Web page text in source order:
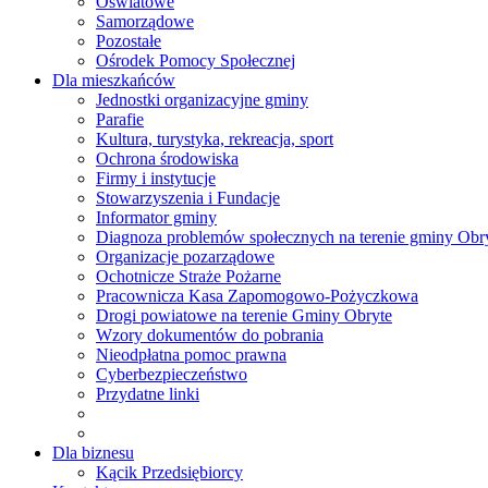
Samorządowe
Pozostałe
Ośrodek Pomocy Społecznej
Dla mieszkańców
Jednostki organizacyjne gminy
Parafie
Kultura, turystyka, rekreacja, sport
Ochrona środowiska
Firmy i instytucje
Stowarzyszenia i Fundacje
Informator gminy
Diagnoza problemów społecznych na terenie gminy
Organizacje pozarządowe
Ochotnicze Straże Pożarne
Pracownicza Kasa Zapomogowo-Pożyczkowa
Drogi powiatowe na terenie Gminy Obryte
Wzory dokumentów do pobrania
Nieodpłatna pomoc prawna
Cyberbezpieczeństwo
Przydatne linki
Dla biznesu
Kącik Przedsiębiorcy